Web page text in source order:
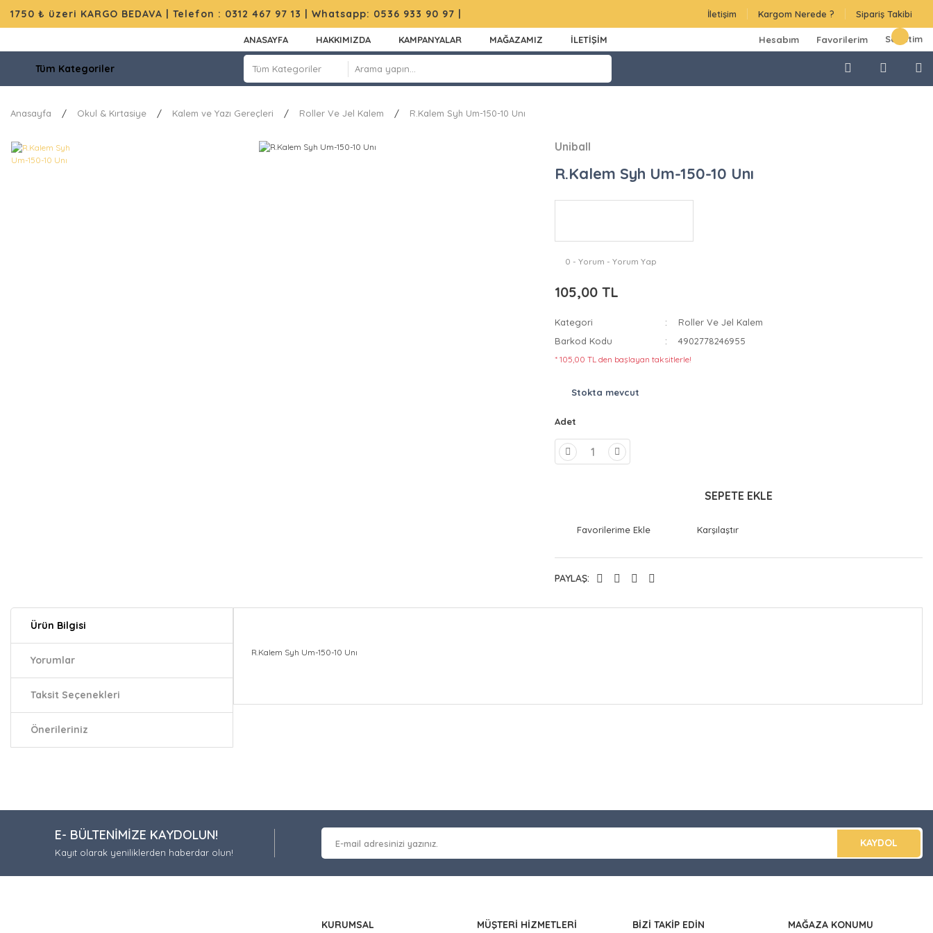
1750 ₺ üzeri KARGO BEDAVA | Telefon : 0312 467 97 13 | Whatsapp: 0536 933 90 97 | İletişim Kargom Nerede ? Sipariş Takibi
ANASAYFA HAKKIMIZDA KAMPANYALAR MAĞAZAMIZ İLETİŞİM Hesabım Favorilerim Sepetim
Tüm Kategoriler
Anasayfa Okul & Kırtasiye Kalem ve Yazı Gereçleri Roller Ve Jel Kalem R.Kalem Syh Um-150-10 Unı
Uniball
R.Kalem Syh Um-150-10 Unı
0 - Yorum - Yorum Yap
105,00 TL
Kategori
Roller Ve Jel Kalem
Barkod Kodu
4902778246955
* 105,00 TL den başlayan taksitlerle!
Stokta mevcut
Adet
SEPETE EKLE
Karşılaştır
PAYLAŞ:
Ürün Bilgisi
Yorumlar
Taksit Seçenekleri
Önerileriniz
R.Kalem Syh Um-150-10 Unı
Ürün fiyatı diğer sitelerden daha pahalı.
E- BÜLTENİMİZE KAYDOLUN!
Kayıt olarak yeniliklerden haberdar olun!
KAYDOL
KURUMSAL MÜŞTERİ HİZMETLERİ BİZİ TAKİP EDİN MAĞAZA KONUMU